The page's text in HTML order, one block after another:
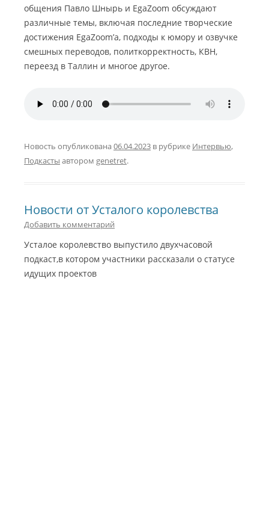
общения Павло Шнырь и EgaZoom обсуждают
различные темы, включая последние творческие
достижения EgaZoom’а, подходы к юмору и озвучке
смешных переводов, политкорректность, КВН,
переезд в Таллин и многое другое.
Новость опубликована06.04.2023 в рубрике Интервью,
Подкасты автором genetret.
Новости от Усталого королевства
Добавить комментарий
Усталое королевство выпустило двухчасовой
подкаст,в котором участники рассказали о статусе
идущих проектов